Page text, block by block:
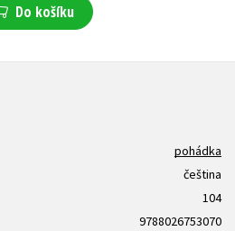
Do košíku
pohádka
čeština
104
9788026753070